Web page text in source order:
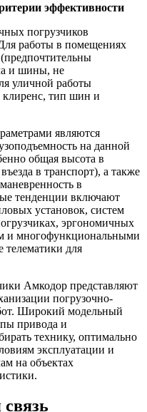
эффективности
погрузчиков
работы в помещениях
и шины, не
уличной работы
клиренс, тип шин и
являются
на данной
общая высота в
в транспорт), а также
в
тенденции включают
установок, систем
эргономичных
и многофункциональными
телематики для
Амкодор представляют
погрузочно-
Широкий модельный
привода и
технику, оптимально
эксплуатации и
на объектах